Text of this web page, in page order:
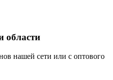
области
нашей сети или с оптового